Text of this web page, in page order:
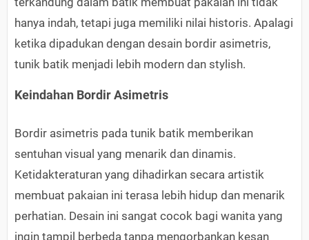
hanya indah, tetapi juga memiliki nilai historis. Apalagi
ketika dipadukan dengan desain bordir asimetris,
tunik batik menjadi lebih modern dan stylish.
Keindahan Bordir Asimetris
Bordir asimetris pada tunik batik memberikan
sentuhan visual yang menarik dan dinamis.
Ketidakteraturan yang dihadirkan secara artistik
membuat pakaian ini terasa lebih hidup dan menarik
perhatian. Desain ini sangat cocok bagi wanita yang
ingin tampil berbeda tanpa mengorbankan kesan